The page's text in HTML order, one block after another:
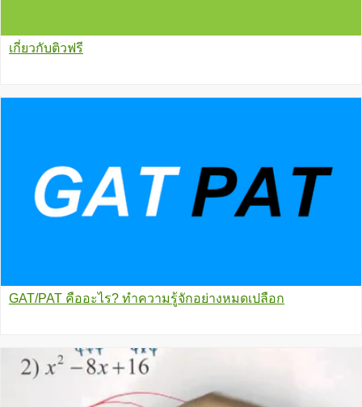
เกี่ยวกับติวฟรี
GAT/PAT คืออะไร? ทำความรู้จักอย่างหมดเปลือก